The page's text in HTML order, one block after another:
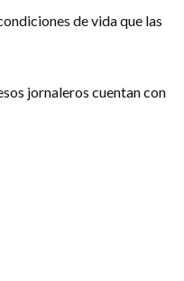
de vida que las
jornaleros cuentan con